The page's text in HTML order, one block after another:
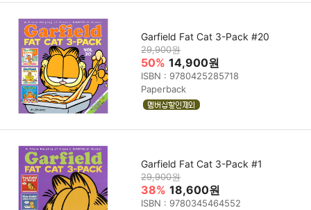
Garfield Fat Cat 3-Pack #20
29,900원
50% 14,900원
ISBN : 9780425285718
Paperback
Garfield Fat Cat 3-Pack #1
29,900원
38% 18,600원
ISBN : 9780345464552